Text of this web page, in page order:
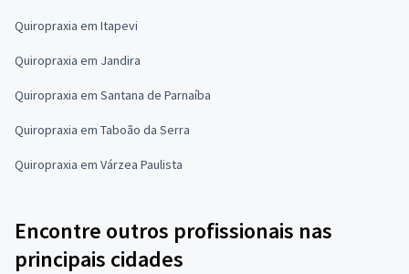
Quiropraxia em Itapevi
Quiropraxia em Jandira
Quiropraxia em Santana de Parnaíba
Quiropraxia em Taboão da Serra
Quiropraxia em Várzea Paulista
Encontre outros profissionais nas
principais cidades